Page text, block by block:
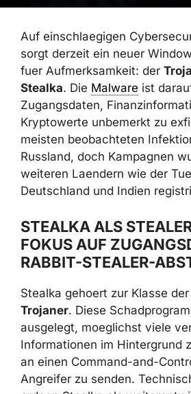
Auf einschlaegigen
fuer Aufmerksamkeit: der
Stealka. Die Malwareist
Zugangsdaten,
Kryptowerte unbemerkt zu
meisten beobachteten
Russland, doch Kampagnen
weiteren Laendern wie der
Deutschland und Indien
STEALKA ALS
ZUGANGSDATEN UND
STEALER-
Trojaner. Diese
ausgelegt, moeglichst viele
Informationen im Hintergrund
an einen Command-and-
Angreifer zu senden.
ordnen Stealka als